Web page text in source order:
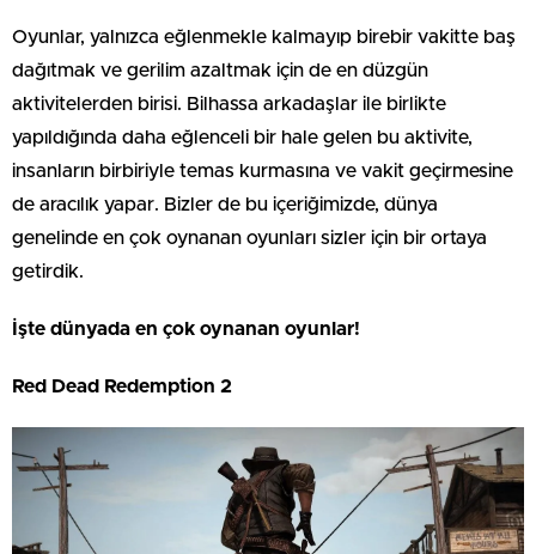
Oyunlar, yalnızca eğlenmekle kalmayıp birebir vakitte baş
dağıtmak ve gerilim azaltmak için de en düzgün
aktivitelerden birisi. Bilhassa arkadaşlar ile birlikte
yapıldığında daha eğlenceli bir hale gelen bu aktivite,
insanların birbiriyle temas kurmasına ve vakit geçirmesine
de aracılık yapar. Bizler de bu içeriğimizde, dünya
genelinde en çok oynanan oyunları sizler için bir ortaya
getirdik.
İşte dünyada en çok oynanan oyunlar!
Red Dead Redemption 2